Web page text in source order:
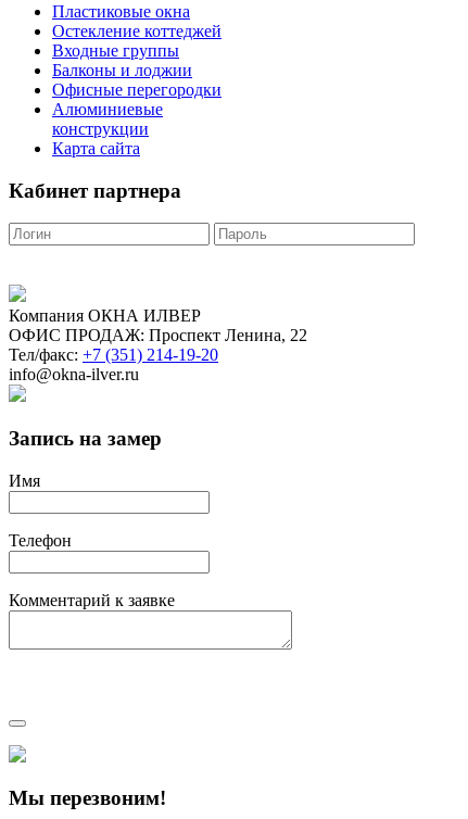
Пластиковые окна
Остекление коттеджей
Входные группы
Балконы и лоджии
Офисные перегородки
Алюминиевые
конструкции
Карта сайта
Кабинет партнера
Компания ОКНА ИЛВЕР
ОФИС ПРОДАЖ: Проспект Ленина, 22
Тел/факс: +7 (351) 214-19-20
info@okna-ilver.ru
Запись на замер
Имя
Телефон
Комментарий к заявке
Мы перезвоним!